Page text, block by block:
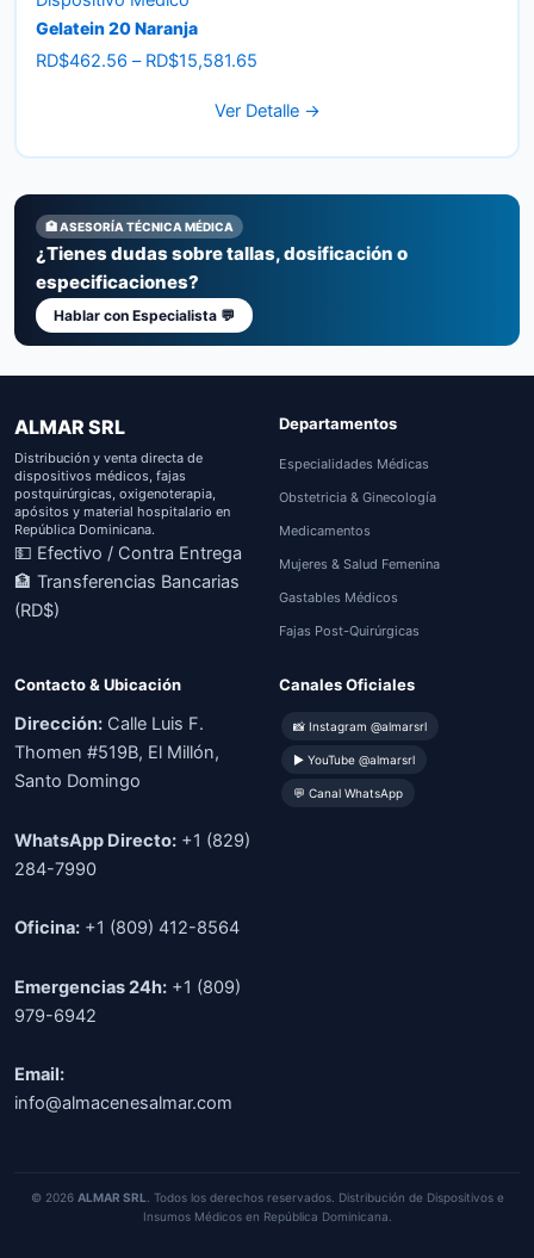
Gelatein 20 Naranja
RD$462.56 – RD$15,581.65
RD$462.56
Ver Detalle →
🏥 ASESORÍA TÉCNICA MÉDICA
¿Tienes dudas sobre tallas, dosificación o
especificaciones?
Hablar con Especialista 💬
ALMAR SRL
Distribución y venta directa de
dispositivos médicos, fajas
postquirúrgicas, oxigenoterapia,
apósitos y material hospitalario en
República Dominicana.
💵 Efectivo / Contra Entrega
🏦 Transferencias Bancarias
(RD$)
Departamentos
Especialidades Médicas
Obstetricia & Ginecología
Medicamentos
Mujeres & Salud Femenina
Gastables Médicos
Fajas Post-Quirúrgicas
Contacto & Ubicación
Dirección: Calle Luis F.
Thomen #519B, El Millón,
Santo Domingo
WhatsApp Directo: +1 (829)
284-7990
Oficina: +1 (809) 412-8564
Emergencias 24h: +1 (809)
979-6942
Email:
info@almacenesalmar.com
Canales Oficiales
📸 Instagram @almarsrl
▶ YouTube @almarsrl
💬 Canal WhatsApp
© 2026 ALMAR SRL . Todos los derechos reservados. Distribución de Dispositivos e
Insumos Médicos en República Dominicana.